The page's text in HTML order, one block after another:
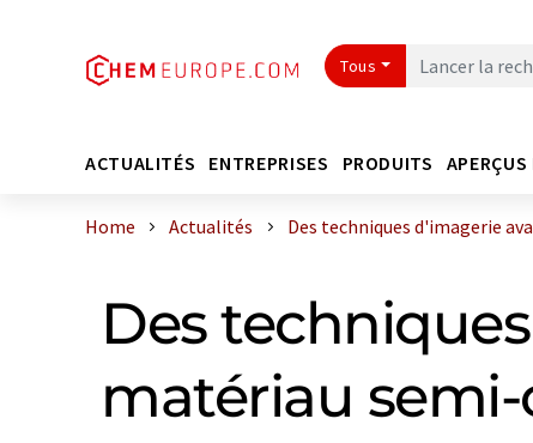
Tous
ACTUALITÉS ENTREPRISES PRODUITS APERÇUS
Home Actualités Des techniques d'imagerie
Des
matériau